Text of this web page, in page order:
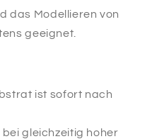
das Modellieren von
geeignet.
ist sofort nach
gleichzeitig hoher